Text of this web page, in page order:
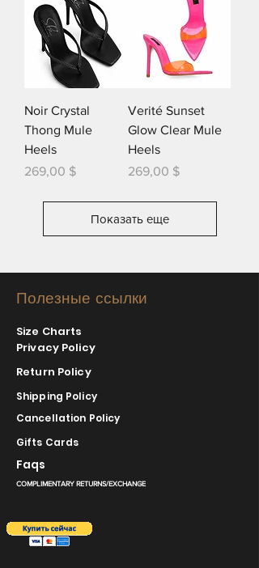
Noir Crystal
Thong Mule
Heels
Цена
269,00 $
Verité Sunset
Glow Clear Mule
Heels
Цена
269,00 $
Показать еще
Полезные ссылки
Size Charts
Privacy Policy
Return Policy
Shipping Policy
Cancellation Policy
Gifts Cards
Faqs
COMPLIMENTARY RETURNS/EXCHANGE